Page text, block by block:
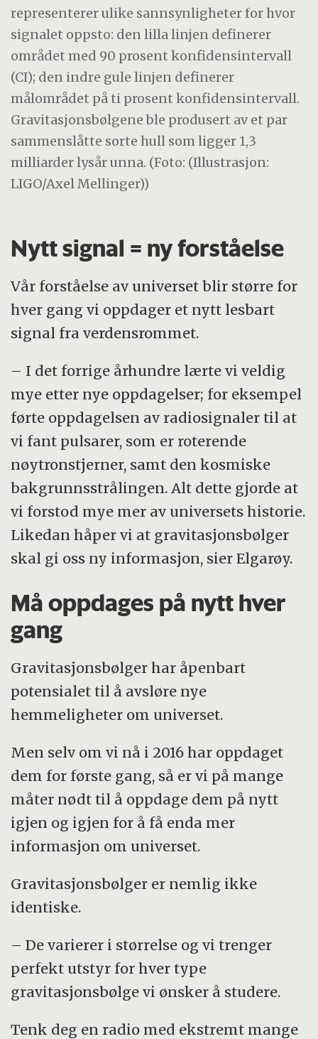
representerer ulike sannsynligheter for hvor
signalet oppsto: den lilla linjen definerer
området med 90 prosent konfidensintervall
(CI); den indre gule linjen definerer
målområdet på ti prosent konfidensintervall.
Gravitasjonsbølgene ble produsert av et par
sammenslåtte sorte hull som ligger 1,3
milliarder lysår unna. (Foto: (Illustrasjon:
LIGO/Axel Mellinger))
Nytt signal = ny forståelse
Vår forståelse av universet blir større for
hver gang vi oppdager et nytt lesbart
signal fra verdensrommet.
– I det forrige århundre lærte vi veldig
mye etter nye oppdagelser; for eksempel
førte oppdagelsen av radiosignaler til at
vi fant pulsarer, som er roterende
nøytronstjerner, samt den kosmiske
bakgrunnsstrålingen. Alt dette gjorde at
vi forstod mye mer av universets historie.
Likedan håper vi at gravitasjonsbølger
skal gi oss ny informasjon, sier Elgarøy.
Må oppdages på nytt hver
gang
Gravitasjonsbølger har åpenbart
potensialet til å avsløre nye
hemmeligheter om universet.
Men selv om vi nå i 2016 har oppdaget
dem for første gang, så er vi på mange
måter nødt til å oppdage dem på nytt
igjen og igjen for å få enda mer
informasjon om universet.
Gravitasjonsbølger er nemlig ikke
identiske.
– De varierer i størrelse og vi trenger
perfekt utstyr for hver type
gravitasjonsbølge vi ønsker å studere.
Tenk deg en radio med ekstremt mange